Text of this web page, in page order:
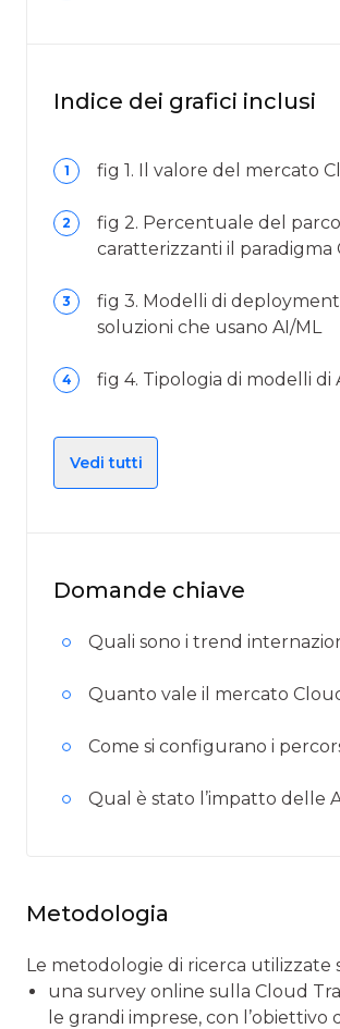
Indice dei grafici inclusi
1 fig 1. Il valore del mercato
2
fig 2. Percentuale del
caratterizzanti il
3
fig 3. Modelli di
soluzioni che usano AI/ML
4 fig 4. Tipologia di modelli
Vedi tutti
Domande chiave
Quali sono i trend
Quanto vale il mercato
Come si configurano i
Qual è stato l’impatto delle
Metodologia
Le metodologie di ricerca utilizzate
una survey online sulla Cloud
le grandi imprese, con